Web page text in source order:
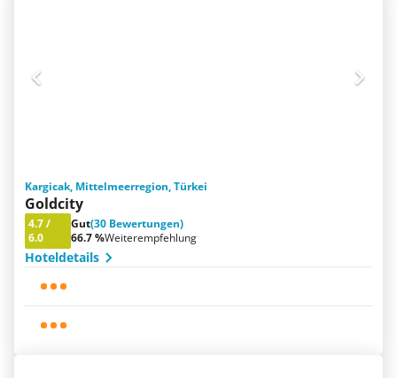
Kargicak, Mittelmeerregion, Türkei
Goldcity
4.7/
6.0
Gut(30 Bewertungen)
66.7 %Weiterempfehlung
Hoteldetails